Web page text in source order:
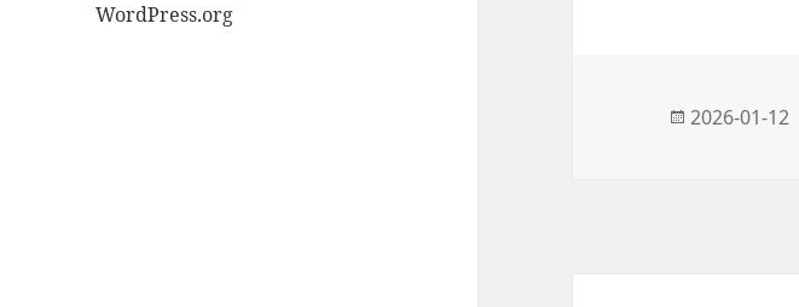
WordPress.org
发
2026-01-12